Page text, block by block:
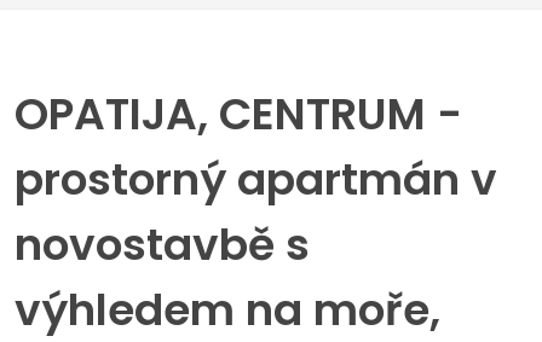
OPATIJA, CENTRUM -
prostorný apartmán v
novostavbě s
výhledem na moře,